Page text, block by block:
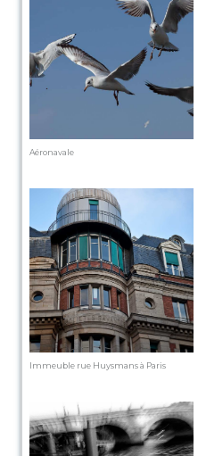
Aéronavale
Immeuble rue Huysmans à Paris